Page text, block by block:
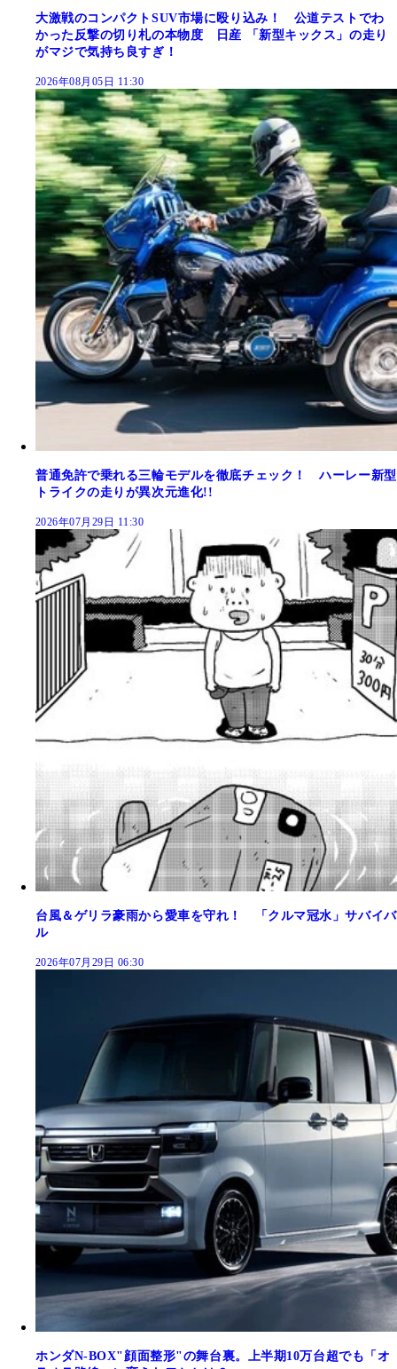
大激戦のコンパクトSUV市場に殴り込み！ 公道テストでわ
かった反撃の切り札の本物度 日産 「新型キックス」の走り
がマジで気持ち良すぎ！
2026年08月05日 11:30
普通免許で乗れる三輪モデルを徹底チェック！ ハーレー新型
トライクの走りが異次元進化!!
2026年07月29日 11:30
台風＆ゲリラ豪雨から愛車を守れ！ 「クルマ冠水」サバイバ
ル
2026年07月29日 06:30
ホンダN-BOX"顔面整形"の舞台裏。上半期10万台超でも「オ